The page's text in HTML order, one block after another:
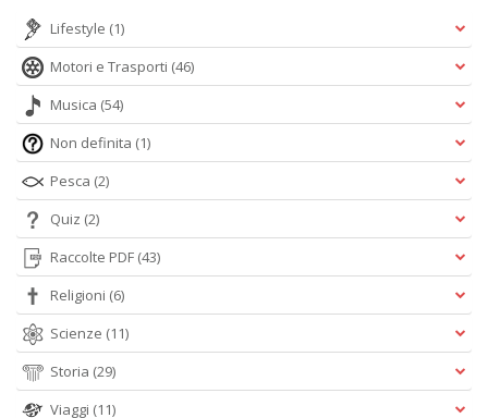
Lifestyle (1)
Motori e Trasporti (46)
Musica (54)
Non definita (1)
Pesca (2)
Quiz (2)
Raccolte PDF (43)
Religioni (6)
Scienze (11)
Storia (29)
Viaggi (11)